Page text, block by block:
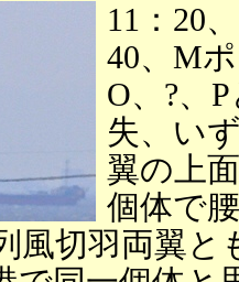
11：20
40、M
O、?、
失、い
翼の上
個体で
風切羽両翼と